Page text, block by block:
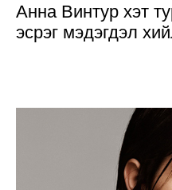
Анна Винтур хэт
эсрэг мэдэгдэл